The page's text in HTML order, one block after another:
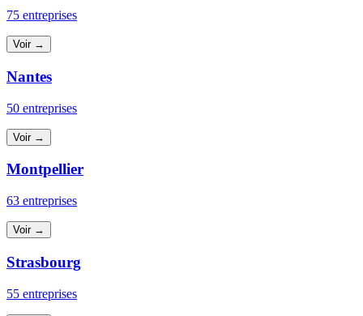
75 entreprises
Voir →
Nantes
50 entreprises
Voir →
Montpellier
63 entreprises
Voir →
Strasbourg
55 entreprises